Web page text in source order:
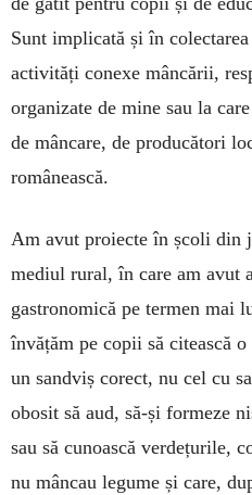
Sunt implicată și în
activități conexe mâncării,
organizate de mine sau la
de mâncare, de producători
românească.
Am avut proiecte în școli din
mediul rural, în care am avut
gastronomică pe termen mai
învățăm pe copii să citească o
un sandviș corect, nu cel cu
obosit să aud, să-și formeze
sau să cunoască verdețurile,
nu mâncau legume și care,